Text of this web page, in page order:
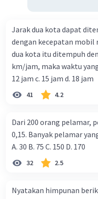
Jarak dua kota dapat
dengan kecepatan mobil
dua kota itu ditempuh
km/jam, maka waktu yang
12 jam c. 15 jam d. 18 jam
41 4.2
Dari 200 orang pelamar,
0,15. Banyak pelamar
A. 30 B. 75 C. 150 D. 170
32 2.5
Nyatakan himpunan